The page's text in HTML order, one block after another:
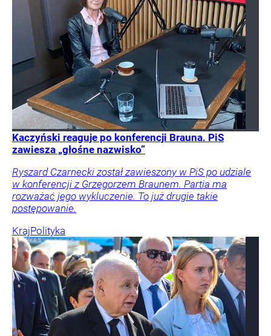
Kaczyński reaguje po konferencji Brauna. PiS
zawiesza „głośne nazwisko”
Ryszard Czarnecki został zawieszony w PiS po udziale
w konferencji z Grzegorzem Braunem. Partia ma
rozważać jego wykluczenie. To już drugie takie
postępowanie.
KrajPolityka